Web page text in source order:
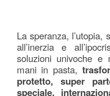
La speranza, l’utopia,
all’inerzia e
soluzioni univoche e
mani in pasta,
protetto, super
speciale,